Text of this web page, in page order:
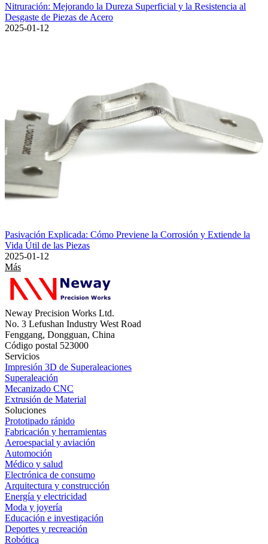
Nitruración: Mejorando la Dureza Superficial y la Resistencia al
Desgaste de Piezas de Acero
2025-01-12
Pasivación Explicada: Cómo Previene la Corrosión y Extiende la
Vida Útil de las Piezas
2025-01-12
Más
Neway Precision Works Ltd.
No. 3 Lefushan Industry West Road
Fenggang, Dongguan, China
Código postal 523000
Servicios
Impresión 3D de Superaleaciones
Superaleación
Mecanizado CNC
Extrusión de Material
Soluciones
Prototipado rápido
Fabricación y herramientas
Aeroespacial y aviación
Automoción
Médico y salud
Electrónica de consumo
Arquitectura y construcción
Energía y electricidad
Moda y joyería
Educación e investigación
Deportes y recreación
Robótica